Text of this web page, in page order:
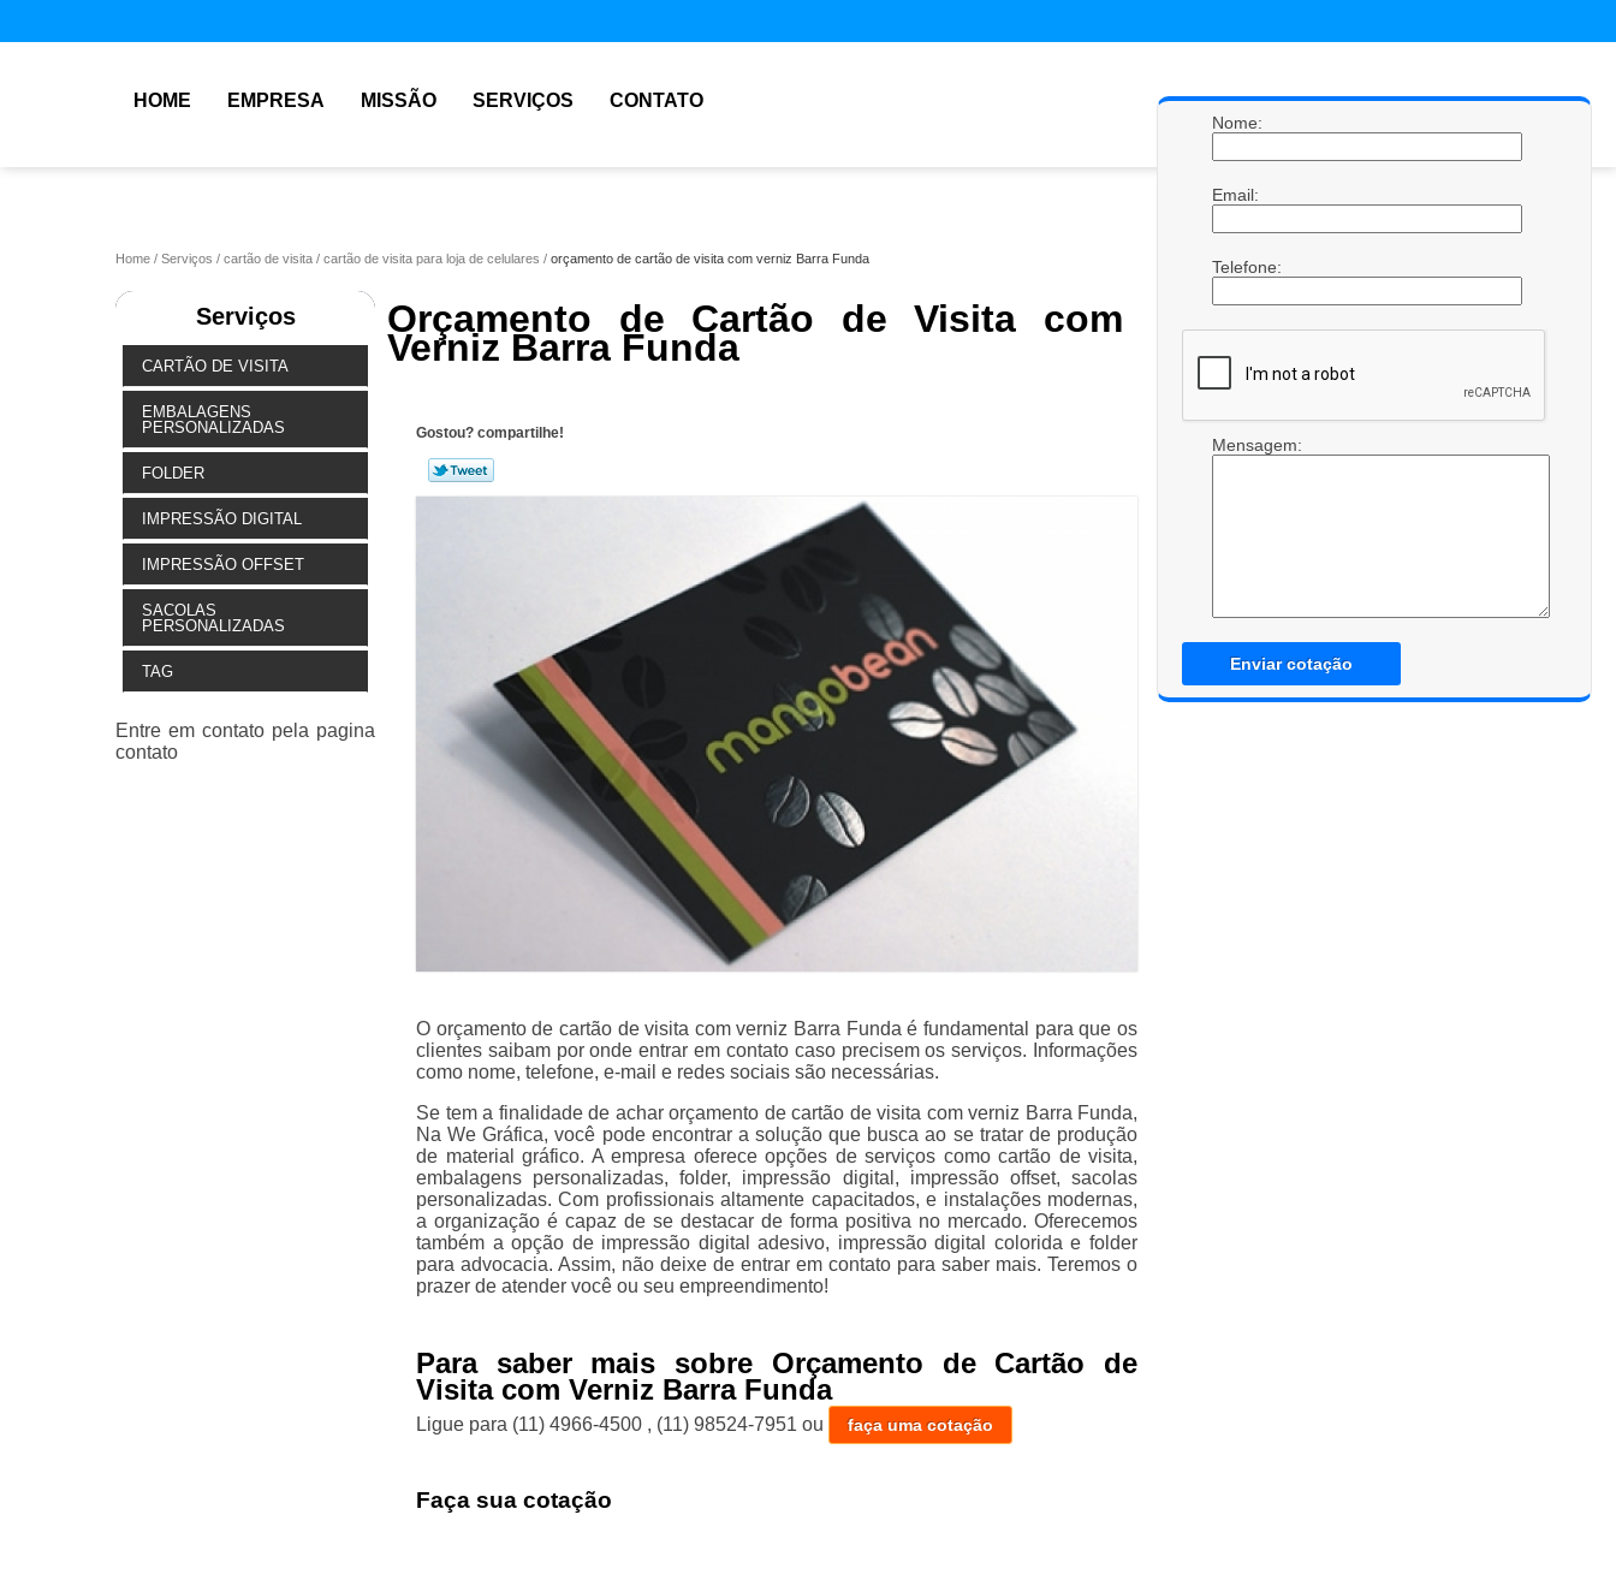
HOME EMPRESA MISSÃO SERVIÇOS CONTATO
Home Serviços cartão de visita cartão de visita para loja de celulares orçamento de cartão de visita com verniz Barra Funda
Serviços
CARTÃO DE VISITA
EMBALAGENS
PERSONALIZADAS
FOLDER
IMPRESSÃO DIGITAL
IMPRESSÃO OFFSET
SACOLAS
PERSONALIZADAS
TAG
Orçamento de Cartão de Visita com
Verniz Barra Funda
Gostou? compartilhe!
O orçamento de cartão de visita com verniz Barra Funda é fundamental para que os
clientes saibam por onde entrar em contato caso precisem os serviços. Informações
como nome, telefone, e-mail e redes sociais são necessárias.
Se tem a finalidade de achar orçamento de cartão de visita com verniz Barra Funda,
Na We Gráfica, você pode encontrar a solução que busca ao se tratar de produção
de material gráfico. A empresa oferece opções de serviços como cartão de visita,
embalagens personalizadas, folder, impressão digital, impressão offset, sacolas
personalizadas. Com profissionais altamente capacitados, e instalações modernas,
a organização é capaz de se destacar de forma positiva no mercado. Oferecemos
também a opção de impressão digital adesivo, impressão digital colorida e folder
para advocacia. Assim, não deixe de entrar em contato para saber mais. Teremos o
prazer de atender você ou seu empreendimento!
Para saber mais sobre Orçamento de Cartão de
Visita com Verniz Barra Funda
Ligue para (11) 4966-4500 , (11) 98524-7951 ou faça uma cotação
Faça sua cotação
Nome:
Email:
Telefone:
Mensagem:
Enviar cotação